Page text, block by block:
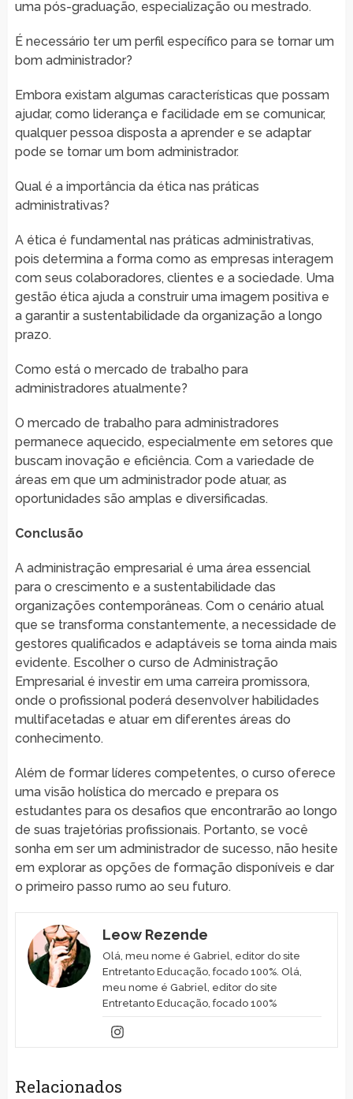
uma pós-graduação, especialização ou mestrado.
É necessário ter um perfil específico para se tornar um
bom administrador?
Embora existam algumas características que possam
ajudar, como liderança e facilidade em se comunicar,
qualquer pessoa disposta a aprender e se adaptar
pode se tornar um bom administrador.
Qual é a importância da ética nas práticas
administrativas?
A ética é fundamental nas práticas administrativas,
pois determina a forma como as empresas interagem
com seus colaboradores, clientes e a sociedade. Uma
gestão ética ajuda a construir uma imagem positiva e
a garantir a sustentabilidade da organização a longo
prazo.
Como está o mercado de trabalho para
administradores atualmente?
O mercado de trabalho para administradores
permanece aquecido, especialmente em setores que
buscam inovação e eficiência. Com a variedade de
áreas em que um administrador pode atuar, as
oportunidades são amplas e diversificadas.
Conclusão
A administração empresarial é uma área essencial
para o crescimento e a sustentabilidade das
organizações contemporâneas. Com o cenário atual
que se transforma constantemente, a necessidade de
gestores qualificados e adaptáveis se torna ainda mais
evidente. Escolher o curso de Administração
Empresarial é investir em uma carreira promissora,
onde o profissional poderá desenvolver habilidades
multifacetadas e atuar em diferentes áreas do
conhecimento.
Além de formar líderes competentes, o curso oferece
uma visão holística do mercado e prepara os
estudantes para os desafios que encontrarão ao longo
de suas trajetórias profissionais. Portanto, se você
sonha em ser um administrador de sucesso, não hesite
em explorar as opções de formação disponíveis e dar
o primeiro passo rumo ao seu futuro.
Leow Rezende
Olá, meu nome é Gabriel, editor do site
Entretanto Educação, focado 100%. Olá,
meu nome é Gabriel, editor do site
Entretanto Educação, focado 100%
Relacionados